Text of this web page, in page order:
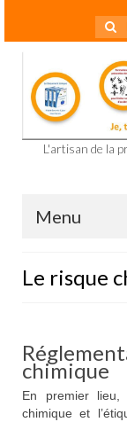
:
L'artisan de la
Menu
Formation
Le
Le risque
chimique
En premier lieu,
chimique et